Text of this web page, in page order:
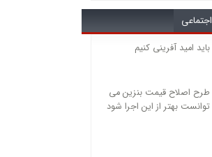
اجتماعی
باید امید آفرینی کنیم
طرح اصلاح قیمت بنزین می
توانست بهتر از این اجرا شود